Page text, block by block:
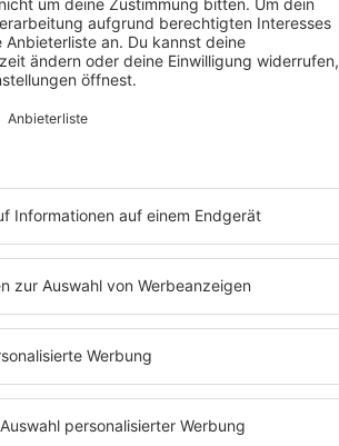
daslustige Gesprächvon Barbara
Dann empfehlen wir Barbara im Duell
zu Vanessa Mai
„I Do It MAI Way“:
BIOGRAFIE VON